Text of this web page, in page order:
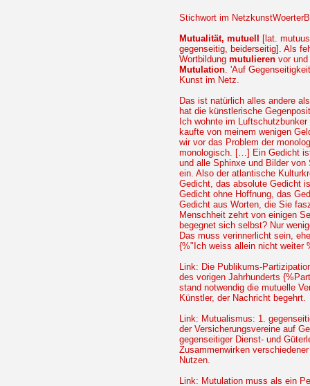
Stichwort im
Mutualität, mutuell
[lat.
gegenseitig, beiderseitig]. Als
Wortbildung mutulieren vor
Mutulation. 'Auf
Kunst im Netz.
Das ist natürlich alles andere
hat die künstlerische
Ich wohnte im
kaufte von meinem wenigen
wir vor das Problem der
monologisch. […] Ein Gedicht
und alle Sphinxe und Bilder
ein. Also der atlantische
Gedicht, das absolute Gedicht
Gedicht ohne Hoffnung, das
Gedicht aus Worten, die Sie
Menschheit zehrt von einigen
begegnet sich selbst? Nur
Das muss verinnerlicht sein,
{%"Ich weiss allein nicht weiter
Link: Die Publikums-
des vorigen Jahrhunderts
stand notwendig die mutuelle
Künstler, der Nachricht begehrt.
Link: Mutualismus: 1.
der Versicherungsvereine auf
gegenseitiger Dienst- und
Zusammenwirken
Nutzen.
Link: Mutulation muss als ein